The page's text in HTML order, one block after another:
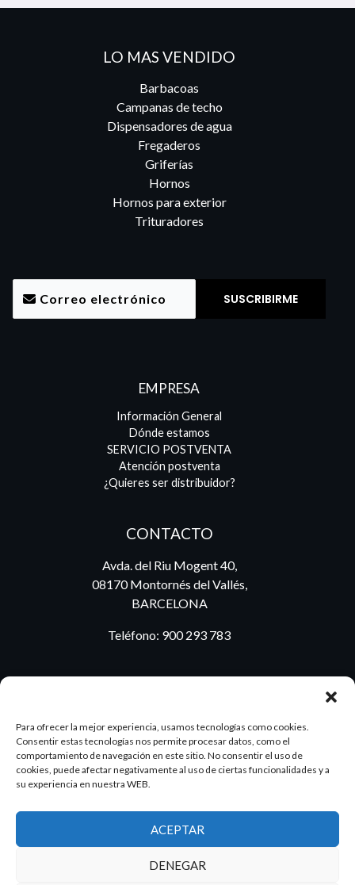
Para ofrecer la mejor experiencia, usamos tecnologías como cookies.
Consentir estas tecnologías nos permite procesar datos, como el
comportamiento de navegación en este sitio. No consentir el uso de
cookies, puede afectar negativamente al uso de ciertas funcionalidades y a
su experiencia en nuestra WEB.
ACEPTAR
DENEGAR
LO MAS VENDIDO
Barbacoas
Campanas de techo
Dispensadores de agua
Fregaderos
Griferías
Hornos
Hornos para exterior
Trituradores
EMPRESA
Información General
Dónde estamos
SERVICIO POSTVENTA
Atención postventa
¿Quieres ser distribuidor?
CONTACTO
Avda. del Riu Mogent 40,
08170 Montornés del Vallés,
BARCELONA
Teléfono: 900 293 783
2026 Dake. Todos los derechos reservados.